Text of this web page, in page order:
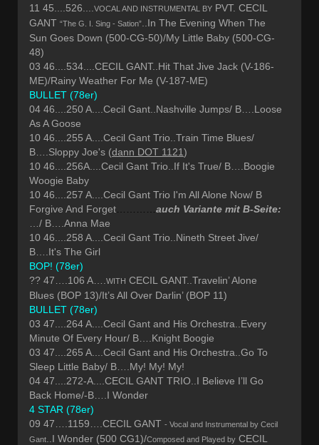
11 45....526.... VOCAL AND INSTRUMENTAL BY PVT. CECIL
GANT “The G. I. Sing - Sation”
..In The Evening When The
Sun Goes Down (500-CG-50)/My Little Baby (500-CG-
48)
03 46....534....CECIL GANT..Hit That Jive Jack (V-186-
ME)/Rainy Weather For Me (V-187-ME)
BULLET (78er)
04 46....250 A....Cecil Gant..Nashville Jumps/ B….Loose
As A Goose
10 46....255 A....Cecil Gant Trio..Train Time Blues/
B….Sloppy Joe's (dann DOT 1121)
10 46....256A....Cecil Gant Trio..If It's True/ B….Boogie
Woogie Baby
10 46....257 A....Cecil Gant Trio I'm All Alone Now/ B
Forgive And Forget
auch Variante mit B-Seite:
…/ B….Anna Mae
10 46....258 A....Cecil Gant Trio..Nineth Street Jive/
B….It's The Girl
BOP! (78er)
?? 47….106 A….
WITH CECIL GANT..Travelin’ Alone
Blues (BOP 13)/It’s All Over Darlin’ (BOP 11)
BULLET (78er)
03 47....264 A....Cecil Gant and His Orchestra..Every
Minute Of Every Hour/ B….Knight Boogie
03 47....265 A....Cecil Gant and His Orchestra..Go To
Sleep Little Baby/ B….My! My! My!
04 47....272-A....CECIL GANT TRIO..I Believe I’ll Go
Back Home/-B….I Wonder
4 STAR (78er)
09 47….1159….CECIL GANT - Vocal and Instrumental by Cecil
Gant
..I Wonder (500 CG1)/Composed and Played by CECIL